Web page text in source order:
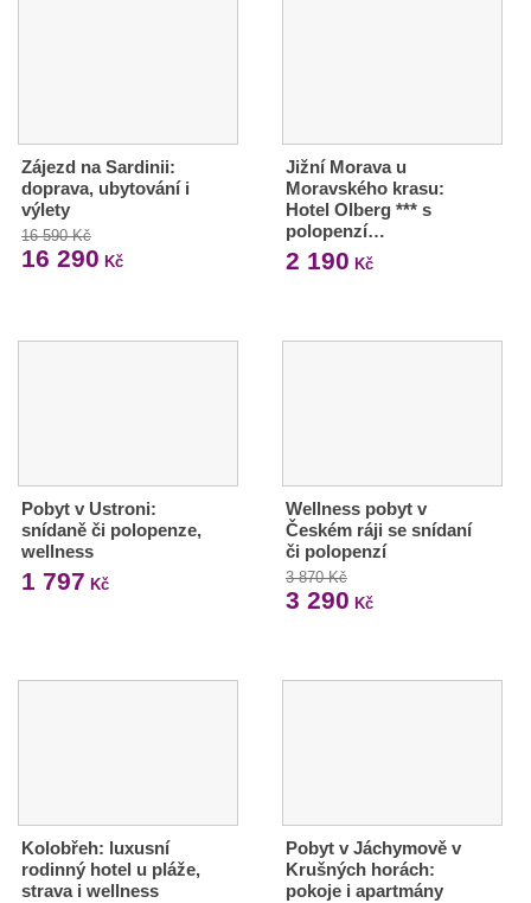
Zájezd na Sardinii:
doprava, ubytování i
výlety
16 590 Kč
16 290 Kč
Jižní Morava u
Moravského krasu:
Hotel Olberg *** s
polopenzí…
2 190 Kč
Pobyt v Ustroni:
snídaně či polopenze,
wellness
1 797 Kč
Wellness pobyt v
Českém ráji se snídaní
či polopenzí
3 870 Kč
3 290 Kč
Kolobřeh: luxusní
rodinný hotel u pláže,
strava i wellness
Pobyt v Jáchymově v
Krušných horách:
pokoje i apartmány